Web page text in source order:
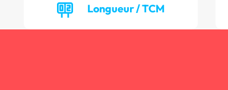
Longueur / TCM